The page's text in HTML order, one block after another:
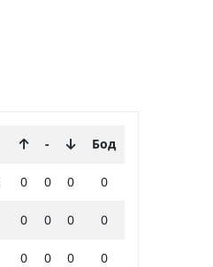
- Бод
0 0 0 0
0 0 0 0
0 0 0 0